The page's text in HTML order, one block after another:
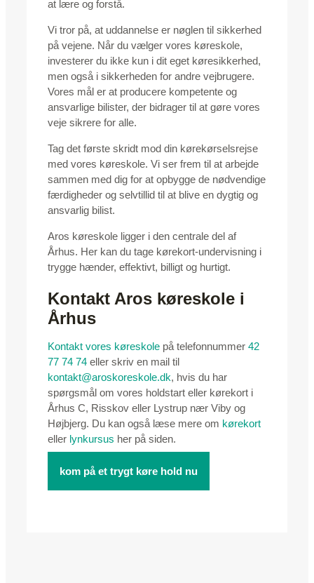
at lære og forstå.
Vi tror på, at uddannelse er nøglen til sikkerhed
på vejene. Når du vælger vores køreskole,
investerer du ikke kun i dit eget køresikkerhed,
men også i sikkerheden for andre vejbrugere.
Vores mål er at producere kompetente og
ansvarlige bilister, der bidrager til at gøre vores
veje sikrere for alle.
Tag det første skridt mod din kørekørselsrejse
med vores køreskole. Vi ser frem til at arbejde
sammen med dig for at opbygge de nødvendige
færdigheder og selvtillid til at blive en dygtig og
ansvarlig bilist.
Aros køreskole ligger i den centrale del af
Århus. Her kan du tage kørekort-undervisning i
trygge hænder, effektivt, billigt og hurtigt.
Kontakt Aros køreskole i
Århus
Kontakt vores køreskole på telefonnummer 42
77 74 74 eller skriv en mail til
kontakt@aroskoreskole.dk, hvis du har
spørgsmål om vores holdstart eller kørekort i
Århus C, Risskov eller Lystrup nær Viby og
Højbjerg. Du kan også læse mere om kørekort
eller lynkursus her på siden.
kom på et trygt køre hold nu